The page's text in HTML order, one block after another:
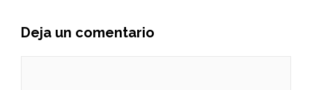
Deja un comentario